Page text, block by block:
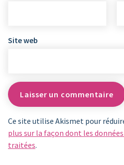
Site web
Ce site utilise Akismet pour
plus sur la façon dont les
traitées.